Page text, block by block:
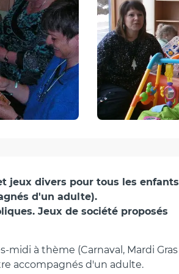
jeux divers pour tous les enfants
d'un adulte).
Jeux de société proposés
midi à thème (Carnaval, Mardi Gras
accompagnés d'un adulte.